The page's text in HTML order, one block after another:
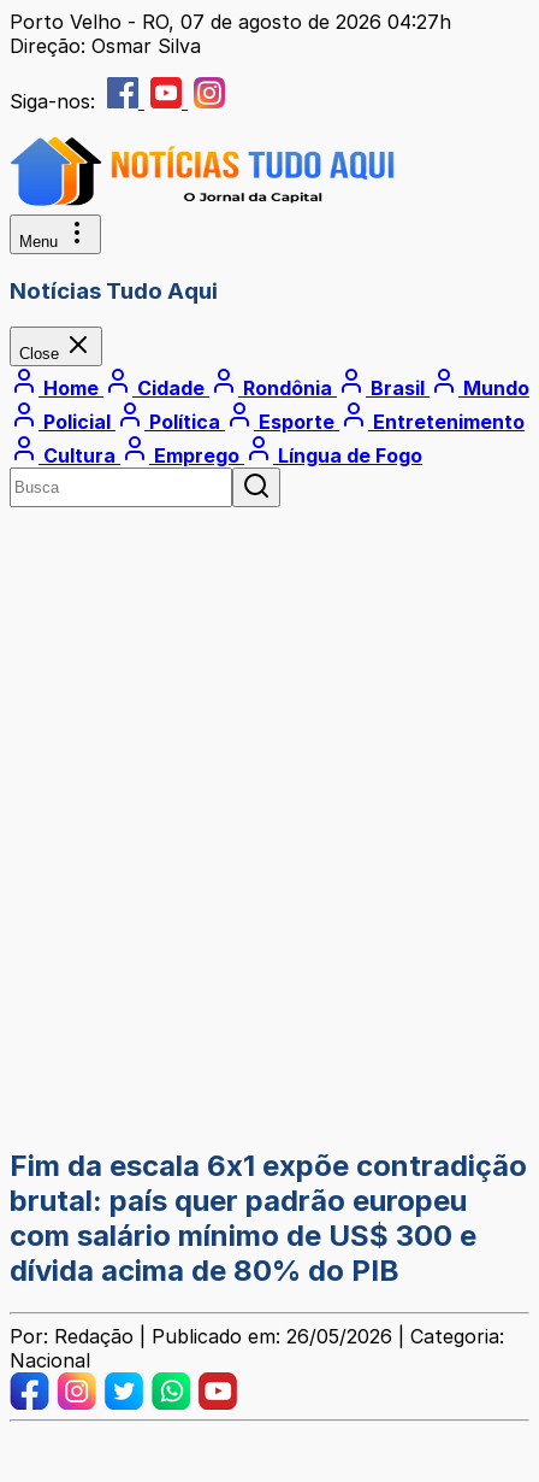
Porto Velho - RO, 07 de agosto de 2026 04:27h
Direção: Osmar Silva
Siga-nos:
Menu
Notícias Tudo Aqui
Close
Home Cidade Rondônia Brasil
Mundo
Policial
Política Esporte
Entretenimento
Cultura
Emprego Língua de Fogo
Fim da escala 6x1 expõe contradição
brutal: país quer padrão europeu
com salário mínimo de US$ 300 e
dívida acima de 80% do PIB
Por: Redação | Publicado em: 26/05/2026 | Categoria:
Nacional